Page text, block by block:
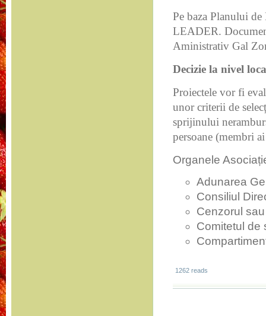
Pe baza Planului
LEADER.
Aministrativ Gal
Decizie la nivel
Proiectele vor fi
unor criterii de
sprijinului
persoane (membri
Organele
Adunarea
Consiliul
Cenzorul
Comitetul de
1262 reads